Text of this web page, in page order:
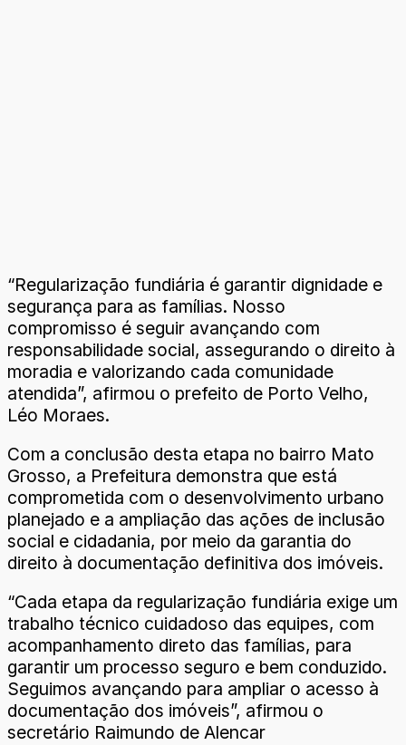
“Regularização fundiária é garantir dignidade e
segurança para as famílias. Nosso
compromisso é seguir avançando com
responsabilidade social, assegurando o direito à
moradia e valorizando cada comunidade
atendida”, afirmou o prefeito de Porto Velho,
Léo Moraes.
Com a conclusão desta etapa no bairro Mato
Grosso, a Prefeitura demonstra que está
comprometida com o desenvolvimento urbano
planejado e a ampliação das ações de inclusão
social e cidadania, por meio da garantia do
direito à documentação definitiva dos imóveis.
“Cada etapa da regularização fundiária exige um
trabalho técnico cuidadoso das equipes, com
acompanhamento direto das famílias, para
garantir um processo seguro e bem conduzido.
Seguimos avançando para ampliar o acesso à
documentação dos imóveis”, afirmou o
secretário Raimundo de Alencar